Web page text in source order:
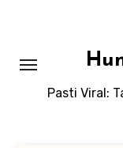
Pasti Viral: